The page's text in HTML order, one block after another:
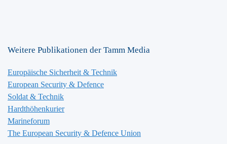
Weitere Publikationen der Tamm Media
Europäische Sicherheit & Technik
European Security & Defence
Soldat & Technik
Hardthöhenkurier
Marineforum
The European Security & Defence Union